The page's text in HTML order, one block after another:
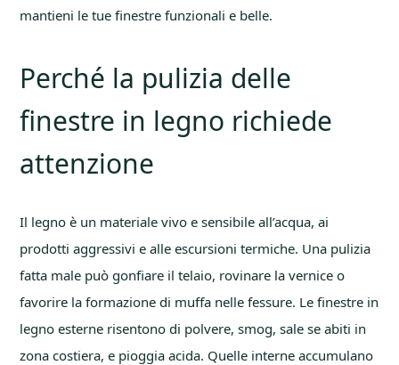
mantieni le tue finestre funzionali e belle.
Perché la pulizia delle
finestre in legno richiede
attenzione
Il legno è un materiale vivo e sensibile all’acqua, ai
prodotti aggressivi e alle escursioni termiche. Una pulizia
fatta male può gonfiare il telaio, rovinare la vernice o
favorire la formazione di muffa nelle fessure. Le finestre in
legno esterne risentono di polvere, smog, sale se abiti in
zona costiera, e pioggia acida. Quelle interne accumulano